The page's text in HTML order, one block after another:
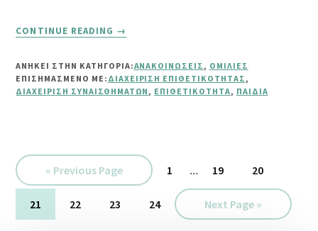
CONTINUE READING
ΕΠΙΘΕΤΙΚΌΤΗΤΑ
ΠΑΙΔΙΏΝ
→
ΑΝΗΚΕΙ ΣΤΗΝ ΚΑΤΗΓΟΡΙΑ:ΑΝΑΚΟΙΝΏΣΕΙΣ , ΟΜΙΛΊΕΣ
ΕΠΙΣΗΜΑΣΜΈΝΟ ΜΕ: ΔΙΑΧΕΊΡΙΣΗ ΕΠΙΘΕΤΙΚΌΤΗΤΑΣ ,
ΔΙΑΧΕΊΡΙΣΗ ΣΥΝΑΙΣΘΗΜΆΤΩΝ , ΕΠΙΘΕΤΙΚΌΤΗΤΑ, ΠΑΙΔΙΆ
« Go
to
Previous Page Σελίδα
1
Interim
omitted
… Σελίδα
19 Σελίδα
20
Σελίδα
21 Σελίδα
22 Σελίδα
23 Σελίδα
24
Go
to
Next Page »